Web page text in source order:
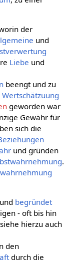
der
und
Liebe und
beengt und zu
Wertschätzuung
geworden war
Gewähr für
sich die
und gründen
.
begründet
- oft bis hin
hierzu auch
den
durch die